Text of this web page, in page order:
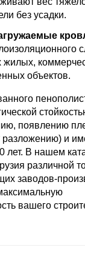
без усадки.
объектов.
появлению
разложению) и
В нашем
различной
заводов-
вашего